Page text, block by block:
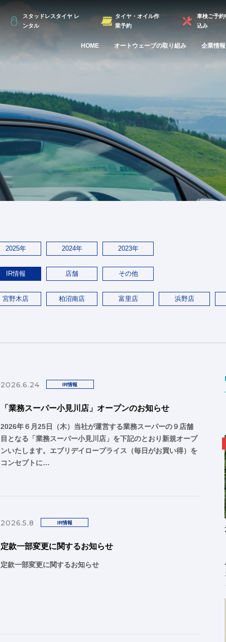
スタッドレスタイヤ レ
ンタル
タイヤ・オイル作
業予約
車検ご予約
込み
HOME オートウェーブの取り組み 企業情報
2025年 2024年 2023年
IR情報 店舗 その他
宮野木店 柏沼南店 富里店 浜野店
2026.6.24 IR情報
「業務スーパー小見川店」オープンのお知らせ
2026年６月25日（木）当社が運営する業務スーパーの９店舗
目となる「業務スーパー小見川店」を下記のとおり新規オープ
ンいたします。エブリデイロープライス（毎日がお買い得）を
コンセプトに…
2026.5.8 IR情報
定款一部変更に関するお知らせ
定款一部変更に関するお知らせ